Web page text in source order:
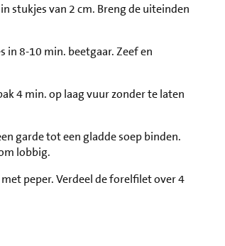
stukjes van 2 cm. Breng de uiteinden
in 8-10 min. beetgaar. Zeef en
4 min. op laag vuur zonder te laten
garde tot een gladde soep binden.
lobbig.
peper. Verdeel de forelfilet over 4